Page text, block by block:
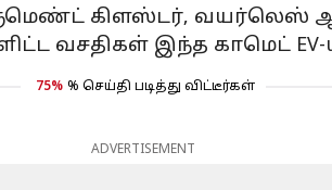
கிளஸ்டர்,
வசதிகள் இந்த காமெட்
75% % செய்தி படித்து விட்டீர்கள்
ADVERTISEMENT